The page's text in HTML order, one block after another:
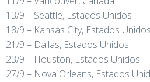
13/9 – Seattle, Estados Unidos
18/9 – Kansas City, Estados Unidos
21/9 – Dallas, Estados Unidos
23/9 – Houston, Estados Unidos
27/9 – Nova Orleans, Estados